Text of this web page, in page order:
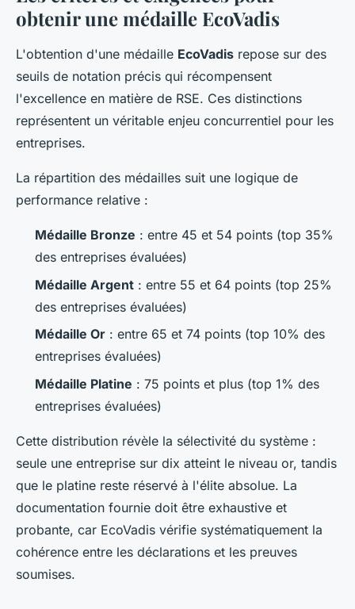
obtenir une médaille EcoVadis
L'obtention d'une médaille EcoVadis repose sur des
seuils de notation précis qui récompensent
l'excellence en matière de RSE. Ces distinctions
représentent un véritable enjeu concurrentiel pour les
entreprises.
La répartition des médailles suit une logique de
performance relative :
Médaille Bronze : entre 45 et 54 points (top 35%
des entreprises évaluées)
Médaille Argent : entre 55 et 64 points (top 25%
des entreprises évaluées)
Médaille Or : entre 65 et 74 points (top 10% des
entreprises évaluées)
Médaille Platine : 75 points et plus (top 1% des
entreprises évaluées)
Cette distribution révèle la sélectivité du système :
seule une entreprise sur dix atteint le niveau or, tandis
que le platine reste réservé à l'élite absolue. La
documentation fournie doit être exhaustive et
probante, car EcoVadis vérifie systématiquement la
cohérence entre les déclarations et les preuves
soumises.